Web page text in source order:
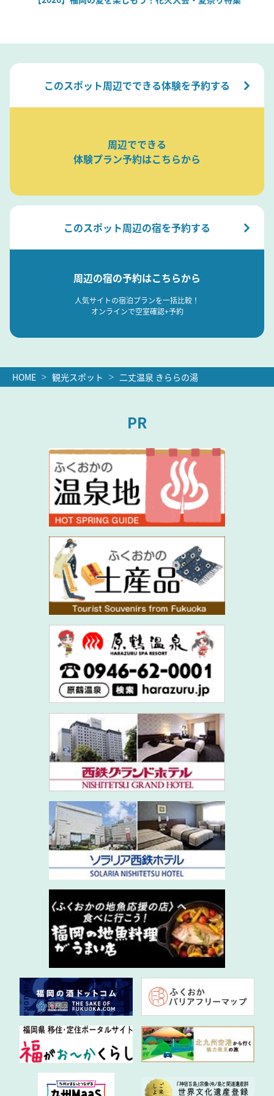
このスポット周辺でできる体験を予約する
周辺でできる
体験プラン予約はこちらから
このスポット周辺の宿を予約する
周辺の宿の予約はこちらから
人気サイトの宿泊プランを一括比較！
オンラインで空室確認+予約
HOME 観光スポット 二丈温泉 きららの湯
PR